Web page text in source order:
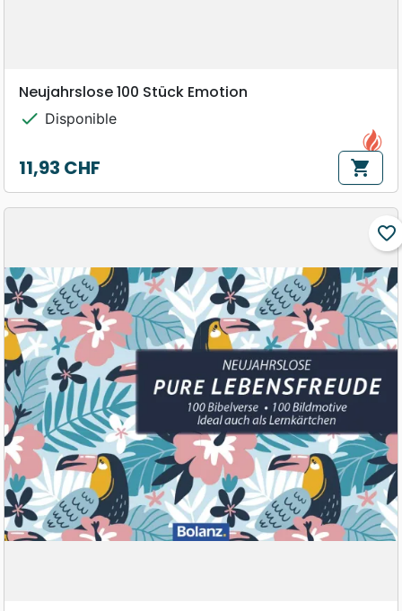
Neujahrslose 100 Stück Emotion
check Disponible
Prix
11,93 CHF shopping_cart
favorite_border